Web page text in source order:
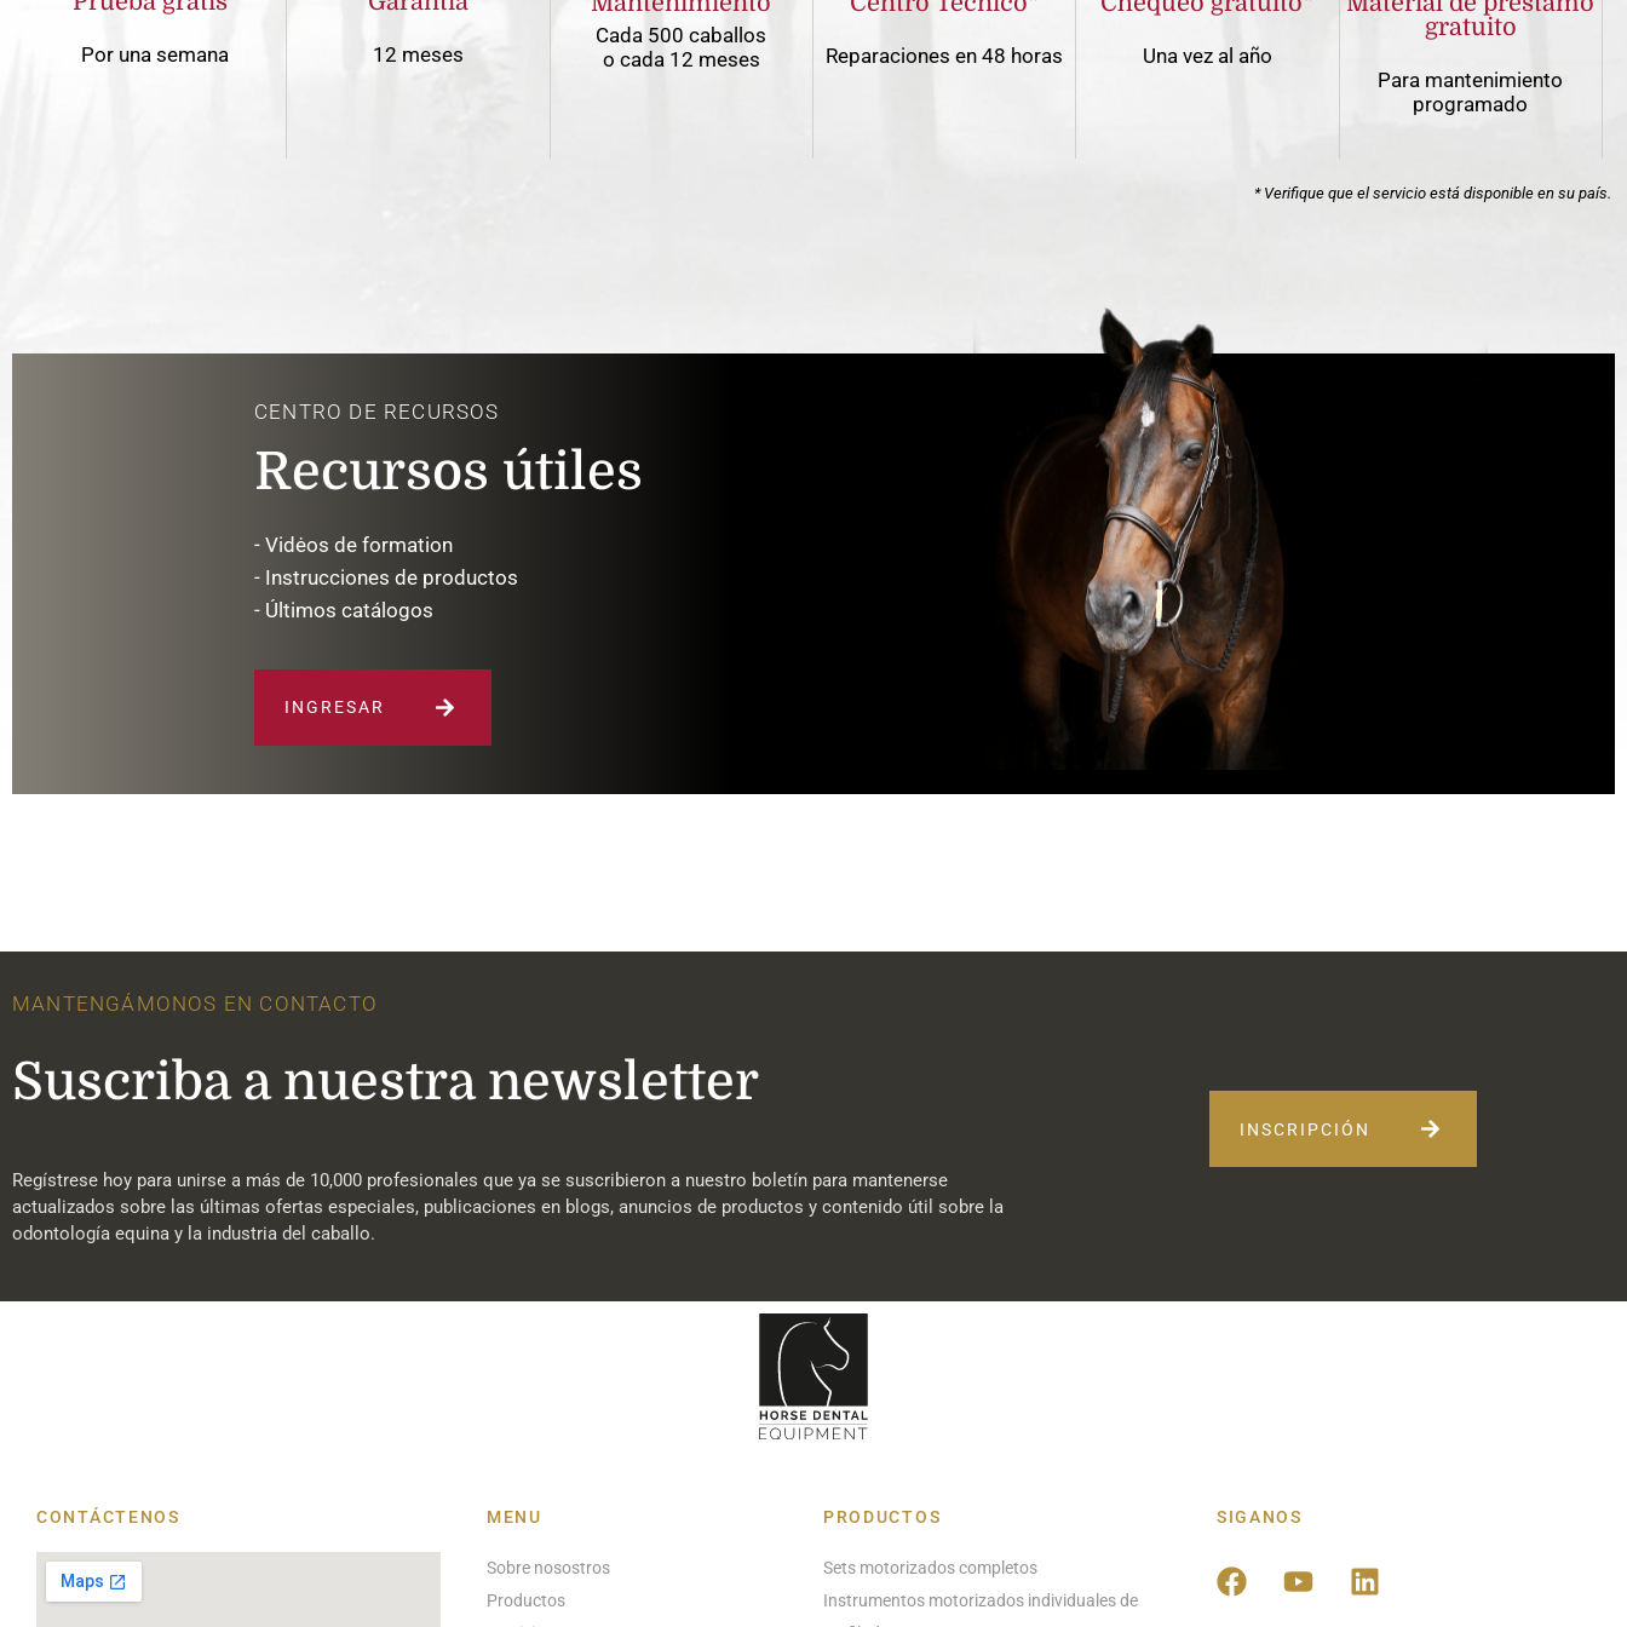
Por una semana 12 meses
Cada 500 caballos
o cada 12 meses
Reparaciones en 48 horas Una vez al año
gratuito
Para mantenimiento
programado
* Verifique que el servicio está disponible en su país.
CENTRO DE RECURSOS
Recursos útiles
- Vidėos de formation
- Instrucciones de productos
- Últimos catálogos
INGRESAR
MANTENGÁMONOS EN CONTACTO
Suscriba a nuestra newsletter
Regístrese hoy para unirse a más de 10,000 profesionales que ya se suscribieron a nuestro boletín para mantenerse
actualizados sobre las últimas ofertas especiales, publicaciones en blogs, anuncios de productos y contenido útil sobre la
odontología equina y la industria del caballo.
INSCRIPCIÓN
CONTÁCTENOS MENU
Sobre nosostros
Productos
PRODUCTOS
Sets motorizados completos
Instrumentos motorizados individuales de
SIGANOS